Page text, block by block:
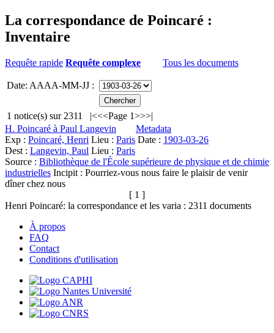
La correspondance de Poincaré :
Inventaire
Requête rapide Requête complexe Tous les documents
Date: AAAA-MM-JJ :
1 notice(s) sur 2311 |<<<Page 1>>>|
H. Poincaré à Paul Langevin
Metadata
Exp : Poincaré, Henri Lieu : Paris Date : 1903-03-26
Dest : Langevin, Paul Lieu : Paris
Source : Bibliothèque de l'École supérieure de physique et de chimie
industrielles Incipit : Pourriez-vous nous faire le plaisir de venir
dîner chez nous
[ 1 ]
Henri Poincaré: la correspondance et les varia : 2311 documents
À propos
FAQ
Contact
Conditions d'utilisation